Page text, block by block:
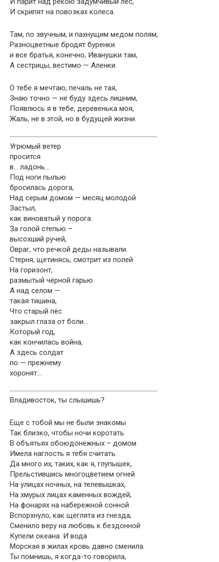
И скрипят на повозках колеса.
Там, по звучным, и пахнущим медом полям,
Разноцветные бродят буренки.
и все братья, конечно, Иванушки там,
А сестрицы, вестимо — Аленки.
О тебе я мечтаю, печаль не тая,
Знаю точно — не буду здесь лишним,
Появлюсь я в тебе, деревенька моя,
Жаль, не в этой, но в будущей жизни.
Угрюмый ветер
просится
в… ладонь…
Под ноги пылью
бросилась дорога,
Над серым домом — месяц молодой
Застыл,
как виноватый у порога.
За голой степью –
высохший ручей,
Овраг, что речкой деды называли.
Стерня, щетинясь, смотрит из полей
На горизонт,
размытый чёрной гарью.
А над селом —
такая тишина,
Что старый пёс
закрыл глаза от боли…
Который год,
как кончилась война,
А здесь солдат
по — прежнему
хоронят…
Владивосток, ты слышишь?
Еще с тобой мы не были знакомы
Так близко, чтобы ночи коротать
В объятьях обоюдонежных – домом
Имела наглость я тебя считать.
Да много их, таких, как я, глупышек,
Прельстившись многоцветием огней
На улицах ночных, на телевышках,
На хмурых лицах каменных вождей,
На фонарях на набережной сонной
Вспорхнуло, как щеглята из гнезда,
Сменило веру на любовь к бездонной
Купели океана. И вода
Морская в жилах кровь давно сменила.
Ты помнишь, я когда-то говорила,